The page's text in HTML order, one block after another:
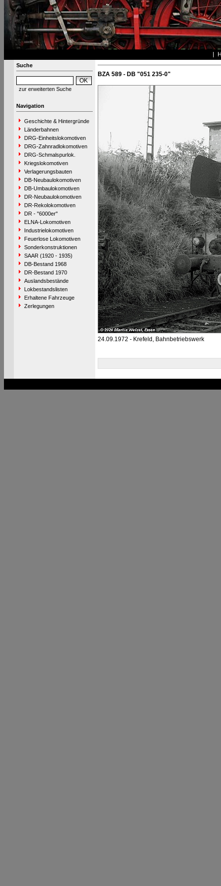
Suche
zur erweiterten Suche
Navigation
Geschichte & Hintergründe
Länderbahnen
DRG-Einheitslokomotiven
DRG-Zahnradlokomotiven
DRG-Schmalspurlok.
Kriegslokomotiven
Verlagerungsbauten
DB-Neubaulokomotiven
DB-Umbaulokomotiven
DR-Neubaulokomotiven
DR-Rekolokomotiven
DR - "6000er"
ELNA-Lokomotiven
Industrielokomotiven
Feuerlose Lokomotiven
Sonderkonstruktionen
SAAR (1920 - 1935)
DB-Bestand 1968
DR-Bestand 1970
Auslandsbestände
Lokbestandslisten
Erhaltene Fahrzeuge
Zerlegungen
BZA 589 - DB "051 235-0"
24.09.1972 - Krefeld, Bahnbetriebswerk